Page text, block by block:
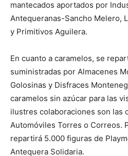
mantecados aportados por
Antequeranas-Sancho Melero,
y Primitivos Aguilera.
En cuanto a caramelos, se
suministradas por Almacenes
Golosinas y Disfraces
caramelos sin azúcar para las
ilustres colaboraciones son las
Automóviles Torres o Correos.
repartirá 5.000 figuras de
Antequera Solidaria.